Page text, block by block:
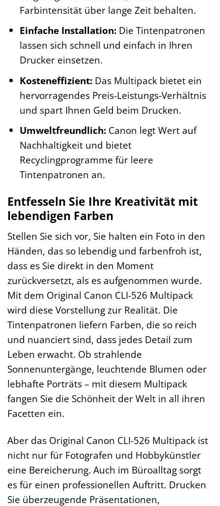
Farbintensität über lange Zeit behalten.
Einfache Installation:Die Tintenpatronen
lassen sich schnell und einfach in Ihren
Drucker einsetzen.
Kosteneffizient:Das Multipack bietet ein
hervorragendes Preis-Leistungs-Verhältnis
und spart Ihnen Geld beim Drucken.
Umweltfreundlich:Canon legt Wert auf
Nachhaltigkeit und bietet
Recyclingprogramme für leere
Tintenpatronen an.
Entfesseln Sie Ihre Kreativität mit
lebendigen Farben
Stellen Sie sich vor, Sie halten ein Foto in den
Händen, das so lebendig und farbenfroh ist,
dass es Sie direkt in den Moment
zurückversetzt, als es aufgenommen wurde.
Mit dem Original Canon CLI-526 Multipack
wird diese Vorstellung zur Realität. Die
Tintenpatronen liefern Farben, die so reich
und nuanciert sind, dass jedes Detail zum
Leben erwacht. Ob strahlende
Sonnenuntergänge, leuchtende Blumen oder
lebhafte Porträts – mit diesem Multipack
fangen Sie die Schönheit der Welt in all ihren
Facetten ein.
Aber das Original Canon CLI-526 Multipack ist
nicht nur für Fotografen und Hobbykünstler
eine Bereicherung. Auch im Büroalltag sorgt
es für einen professionellen Auftritt. Drucken
Sie überzeugende Präsentationen,